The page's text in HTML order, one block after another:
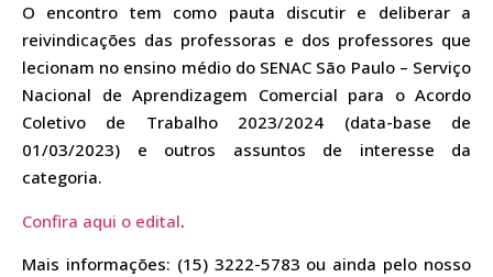
O encontro tem como pauta discutir e deliberar a
reivindicações das professoras e dos professores que
lecionam no ensino médio do SENAC São Paulo – Serviço
Nacional de Aprendizagem Comercial para o Acordo
Coletivo de Trabalho 2023/2024 (data-base de
01/03/2023) e outros assuntos de interesse da
categoria.
Confira aqui o edital.
Mais informações: (15) 3222-5783 ou ainda pelo nosso